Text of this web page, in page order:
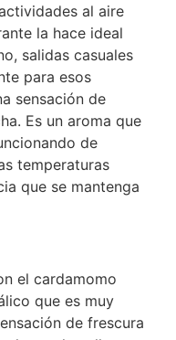
al aire
la hace ideal
salidas casuales
para esos
sensación de
Es un aroma que
de
temperaturas
que se mantenga
el cardamomo
que es muy
de frescura